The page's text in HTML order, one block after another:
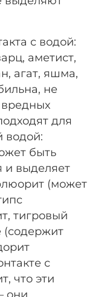
с водой:
аметист,
агат, яшма,
не
вредных
для
водой:
быть
и выделяет
(может
тигровый
(содержит
с
что эти
они